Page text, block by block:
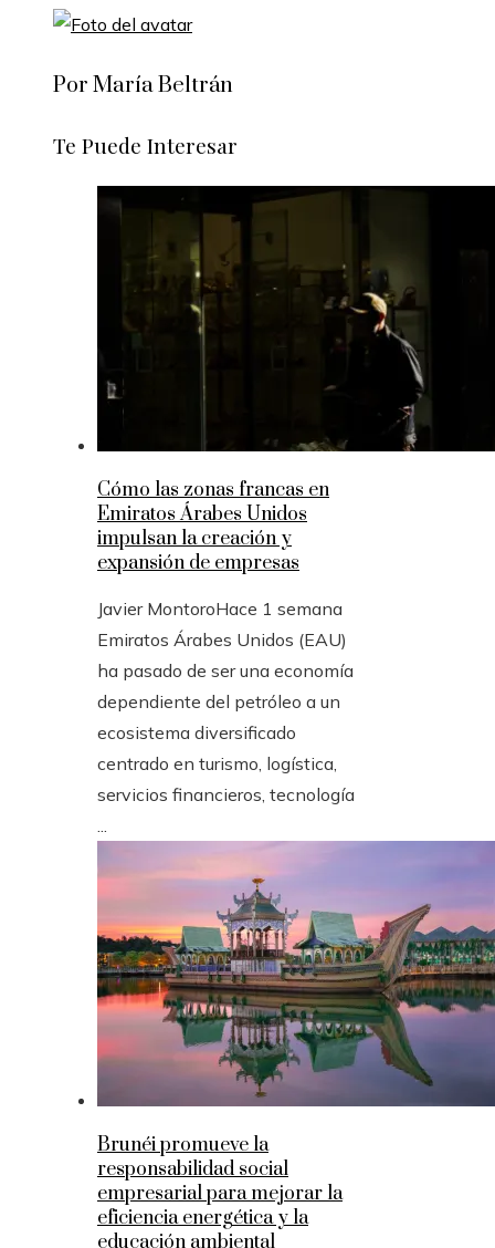
Por María Beltrán
Te Puede Interesar
Cómo las zonas francas en
Emiratos Árabes Unidos
impulsan la creación y
expansión de empresas
Javier MontoroHace 1 semana
Emiratos Árabes Unidos (EAU)
ha pasado de ser una economía
dependiente del petróleo a un
ecosistema diversificado
centrado en turismo, logística,
servicios financieros, tecnología
...
Brunéi promueve la
responsabilidad social
empresarial para mejorar la
eficiencia energética y la
educación ambiental